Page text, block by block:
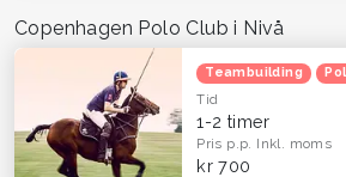
Copenhagen Polo Club i Nivå
Teambuilding
Tid
1-2 timer
Pris p.p. Inkl. moms
kr 700